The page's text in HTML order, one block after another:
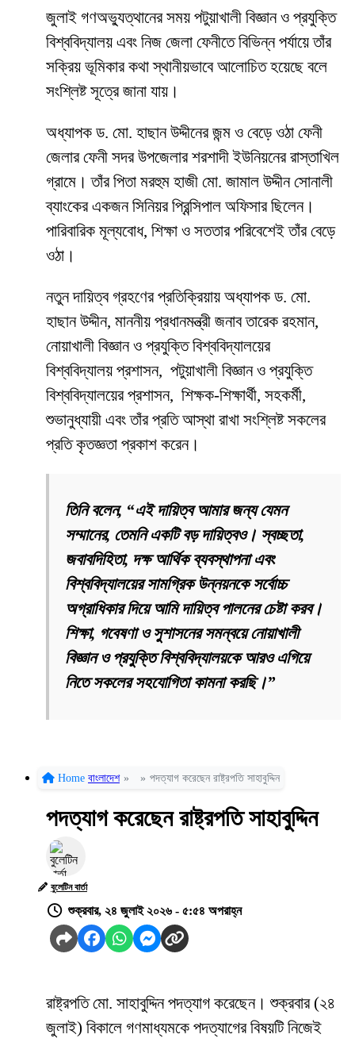
জুলাই গণঅভ্যুত্থানের সময় পটুয়াখালী বিজ্ঞান ও প্রযুক্তি
বিশ্ববিদ্যালয় এবং নিজ জেলা ফেনীতে বিভিন্ন পর্যায়ে তাঁর
সক্রিয় ভূমিকার কথা স্থানীয়ভাবে আলোচিত হয়েছে বলে
সংশ্লিষ্ট সূত্রে জানা যায়।
অধ্যাপক ড. মো. হাছান উদ্দীনের জন্ম ও বেড়ে ওঠা ফেনী
জেলার ফেনী সদর উপজেলার শরশাদী ইউনিয়নের রাস্তাখিল
গ্রামে। তাঁর পিতা মরহুম হাজী মো. জামাল উদ্দীন সোনালী
ব্যাংকের একজন সিনিয়র প্রিন্সিপাল অফিসার ছিলেন।
পারিবারিক মূল্যবোধ, শিক্ষা ও সততার পরিবেশেই তাঁর বেড়ে
ওঠা।
নতুন দায়িত্ব গ্রহণের প্রতিক্রিয়ায় অধ্যাপক ড. মো.
হাছান উদ্দীন, মাননীয় প্রধানমন্ত্রী জনাব তারেক রহমান,
নোয়াখালী বিজ্ঞান ও প্রযুক্তি বিশ্ববিদ্যালয়ের
বিশ্ববিদ্যালয় প্রশাসন, পটুয়াখালী বিজ্ঞান ও প্রযুক্তি
বিশ্ববিদ্যালয়ের প্রশাসন, শিক্ষক-শিক্ষার্থী, সহকর্মী,
শুভানুধ্যায়ী এবং তাঁর প্রতি আস্থা রাখা সংশ্লিষ্ট সকলের
প্রতি কৃতজ্ঞতা প্রকাশ করেন।
তিনি বলেন, “এই দায়িত্ব আমার জন্য যেমন
সম্মানের, তেমনি একটি বড় দায়িত্বও। স্বচ্ছতা,
জবাবদিহিতা, দক্ষ আর্থিক ব্যবস্থাপনা এবং
বিশ্ববিদ্যালয়ের সামগ্রিক উন্নয়নকে সর্বোচ্চ
অগ্রাধিকার দিয়ে আমি দায়িত্ব পালনের চেষ্টা করব।
শিক্ষা, গবেষণা ও সুশাসনের সমন্বয়ে নোয়াখালী
বিজ্ঞান ও প্রযুক্তি বিশ্ববিদ্যালয়কে আরও এগিয়ে
নিতে সকলের সহযোগিতা কামনা করছি।”
Home বাংলাদেশ » » পদত্যাগ করেছেন রাষ্ট্রপতি সাহাবুদ্দিন
পদত্যাগ করেছেন রাষ্ট্রপতি সাহাবুদ্দিন
বুলেটিন বার্তা
শুক্রবার, ২৪ জুলাই ২০২৬ - ৫:৫৪ অপরাহ্ন
রাষ্ট্রপতি মো. সাহাবুদ্দিন পদত্যাগ করেছেন। শুক্রবার (২৪
জুলাই) বিকালে গণমাধ্যমকে পদত্যাগের বিষয়টি নিজেই